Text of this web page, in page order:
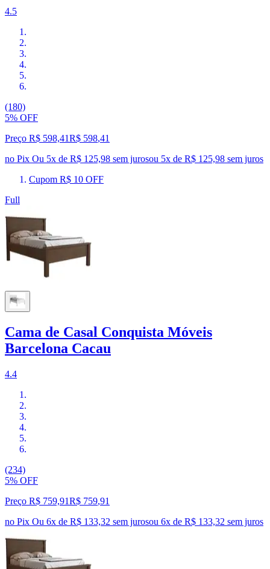
4.5
(180)
5% OFF
Preço R$ 598,41R$ 598,41
no Pix Ou 5x de R$ 125,98 sem jurosou 5x de R$ 125,98 sem juros
Cupom R$ 10 OFF
Full
Cama de Casal Conquista Móveis
Barcelona Cacau
4.4
(234)
5% OFF
Preço R$ 759,91R$ 759,91
no Pix Ou 6x de R$ 133,32 sem jurosou 6x de R$ 133,32 sem juros